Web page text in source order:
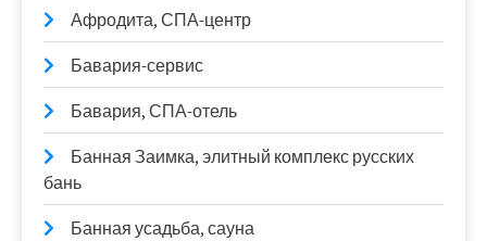
Афродита, СПА-центр
Бавария-сервис
Бавария, СПА-отель
Банная Заимка, элитный комплекс русских
бань
Банная усадьба, сауна